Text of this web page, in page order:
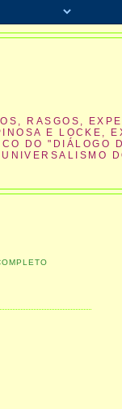
RASGOS,
E LOCKE,
DO "DIÁLOGO